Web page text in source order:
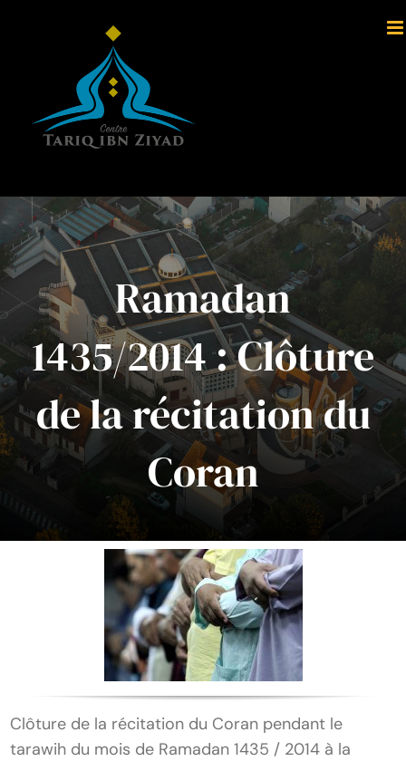
Ramadan
1435/2014 : Clôture
de la récitation du
Coran
Clôture de la récitation du Coran pendant le
tarawih du mois de Ramadan 1435 / 2014 à la